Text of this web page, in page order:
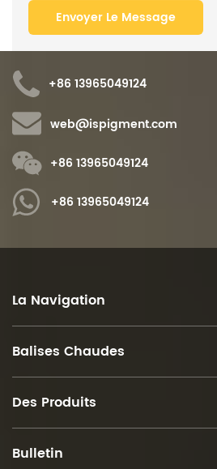
+86 13965049124
web@ispigment.com
+86 13965049124
+86 13965049124
La Navigation
Balises Chaudes
Des Produits
Bulletin